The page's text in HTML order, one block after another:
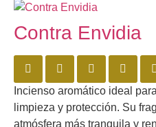
Contra Envidia
Incienso aromático ideal
limpieza y protección. Su
atmósfera más tranquila y